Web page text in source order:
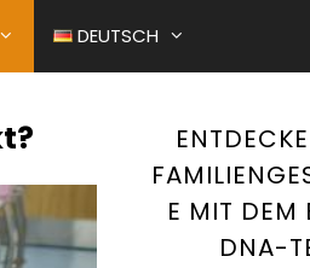
VON BABYS BEI DER
EINES ALTEN FOTOS
DEUTSCH
E MIT DEM
DNA-